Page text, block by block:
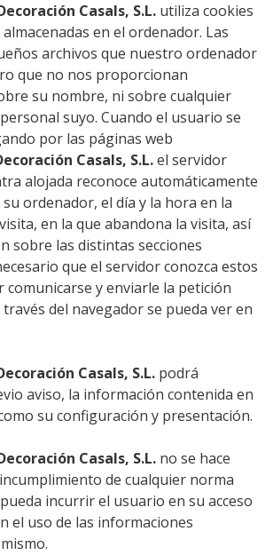
Casals, S.L. utiliza cookies
en el ordenador. Las
archivos que nuestro ordenador
que no nos proporcionan
su nombre, ni sobre cualquier
suyo. Cuando el usuario se
por las páginas web
Casals, S.L.el servidor
alojada reconoce automáticamente
su ordenador, el día y la hora en la
en la que abandona la visita, así
sobre las distintas secciones
que el servidor conozca estos
comunicarse y enviarle la petición
del navegador se pueda ver en
Casals, S.L. podrá
aviso, la información contenida en
su configuración y presentación.
Casals, S.L. no se hace
de cualquier norma
incurrir el usuario en su acceso
el uso de las informaciones